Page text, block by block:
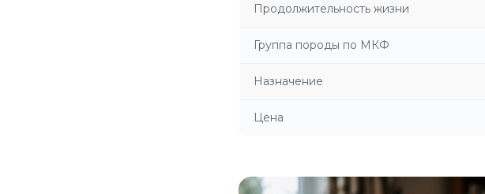
Продолжительность жизни
Группа породы по МКФ
Назначение
Цена